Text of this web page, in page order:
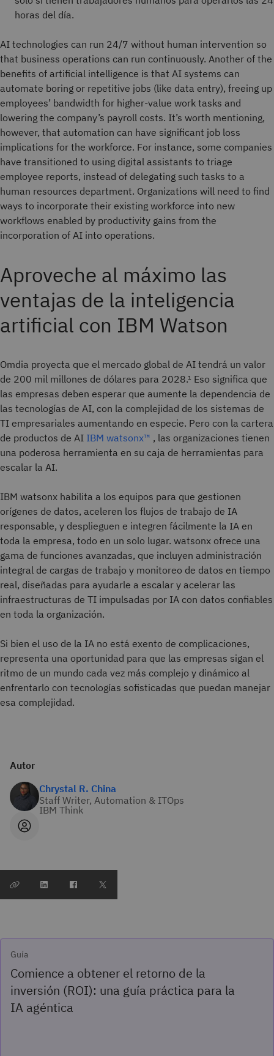
horas del día.
AI technologies can run 24/7 without human intervention so
that business operations can run continuously. Another of the
benefits of artificial intelligence is that AI systems can
automate boring or repetitive jobs (like data entry), freeing up
employees’ bandwidth for higher-value work tasks and
lowering the company’s payroll costs. It’s worth mentioning,
however, that automation can have significant job loss
implications for the workforce. For instance, some companies
have transitioned to using digital assistants to triage
employee reports, instead of delegating such tasks to a
human resources department. Organizations will need to find
ways to incorporate their existing workforce into new
workflows enabled by productivity gains from the
incorporation of AI into operations.
Aproveche al máximo las
ventajas de la inteligencia
artificial con IBM Watson
Omdia proyecta que el mercado global de AI tendrá un valor
de 200 mil millones de dólares para 2028.¹ Eso significa que
las empresas deben esperar que aumente la dependencia de
las tecnologías de AI, con la complejidad de los sistemas de
TI empresariales aumentando en especie. Pero con la cartera
de productos de AI IBM watsonx™ , las organizaciones tienen
una poderosa herramienta en su caja de herramientas para
escalar la AI.
IBM watsonx habilita a los equipos para que gestionen
orígenes de datos, aceleren los flujos de trabajo de IA
responsable, y desplieguen e integren fácilmente la IA en
toda la empresa, todo en un solo lugar. watsonx ofrece una
gama de funciones avanzadas, que incluyen administración
integral de cargas de trabajo y monitoreo de datos en tiempo
real, diseñadas para ayudarle a escalar y acelerar las
infraestructuras de TI impulsadas por IA con datos confiables
en toda la organización.
Si bien el uso de la IA no está exento de complicaciones,
representa una oportunidad para que las empresas sigan el
ritmo de un mundo cada vez más complejo y dinámico al
enfrentarlo con tecnologías sofisticadas que puedan manejar
esa complejidad.
Autor
Chrystal R. China
Staff Writer, Automation & ITOps
IBM Think
Guía
Comience a obtener el retorno de la
inversión (ROI): una guía práctica para la
IA agéntica